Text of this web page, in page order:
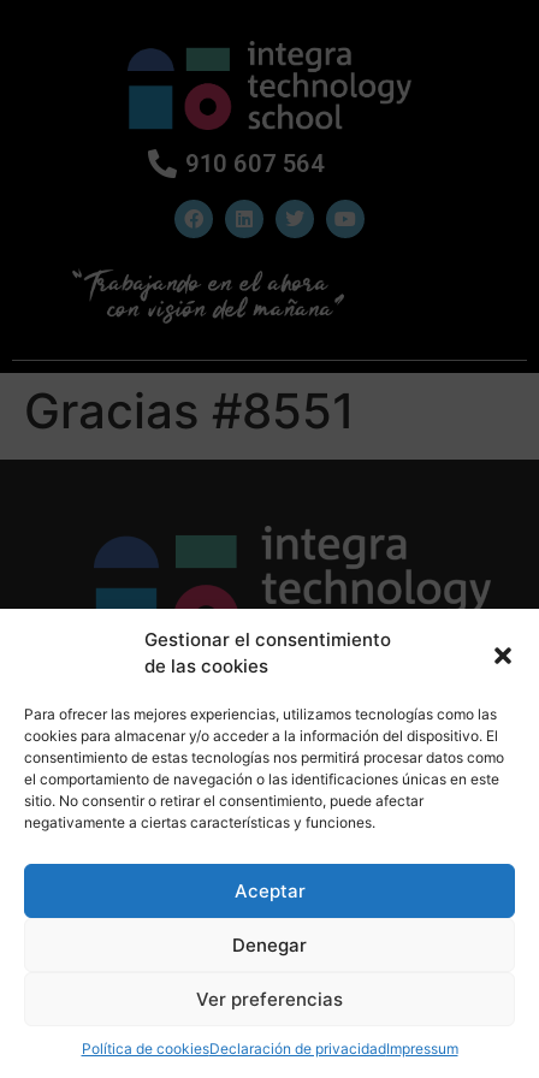
Gestionar el consentimiento
de las cookies
Para ofrecer las mejores experiencias, utilizamos tecnologías como las
cookies para almacenar y/o acceder a la información del dispositivo. El
consentimiento de estas tecnologías nos permitirá procesar datos como
el comportamiento de navegación o las identificaciones únicas en este
sitio. No consentir o retirar el consentimiento, puede afectar
negativamente a ciertas características y funciones.
Aceptar
Denegar
Ver preferencias
Política de cookiesDeclaración de privacidadImpressum
910 607 564
Gracias #8551
Política de Cookies
Aviso Legal
910 607 564
derechos reservados